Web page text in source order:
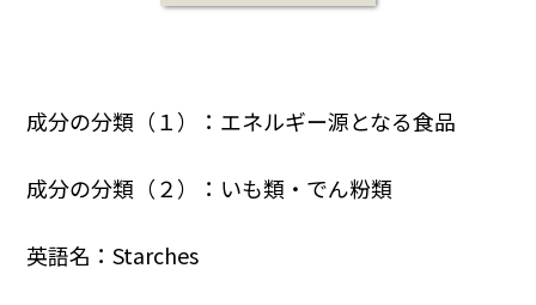
成分の分類（１）：エネルギー源となる食品
成分の分類（２）：いも類・でん粉類
英語名：Starches